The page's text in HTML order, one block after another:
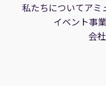
私たちについてアミ
イベント事業
会